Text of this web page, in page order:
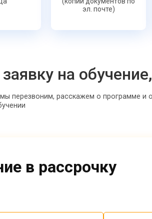
эл. почте)
заявку на
перезвоним, расскажем о программе и
в рассрочку